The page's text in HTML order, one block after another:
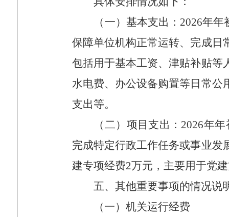
（一）基本支出： 2026年年
保障单位机构正常运转、完成日
包括用于基本工资、津贴补贴等
水电费、办公设备购置等日常公
支出等。
（二）项目支出： 2026年年
完成特定行政工作任务或事业发
建专项经费2万元，主要用于党
五、其他重要事项的情况说
（一）机关运行经费